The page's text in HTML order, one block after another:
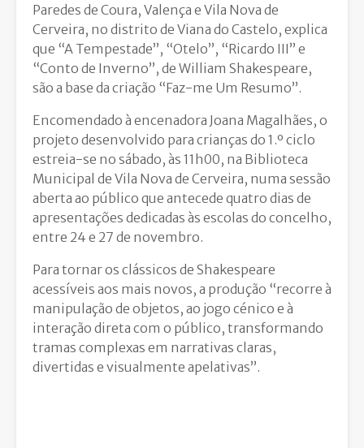
Paredes de Coura, Valença e Vila Nova de
Cerveira, no distrito de Viana do Castelo, explica
que “A Tempestade”, “Otelo”, “Ricardo III” e
“Conto de Inverno”, de William Shakespeare,
são a base da criação “Faz-me Um Resumo”.
Encomendado à encenadora Joana Magalhães, o
projeto desenvolvido para crianças do 1.º ciclo
estreia-se no sábado, às 11h00, na Biblioteca
Municipal de Vila Nova de Cerveira, numa sessão
aberta ao público que antecede quatro dias de
apresentações dedicadas às escolas do concelho,
entre 24 e 27 de novembro.
Para tornar os clássicos de Shakespeare
acessíveis aos mais novos, a produção “recorre à
manipulação de objetos, ao jogo cénico e à
interação direta com o público, transformando
tramas complexas em narrativas claras,
divertidas e visualmente apelativas”.